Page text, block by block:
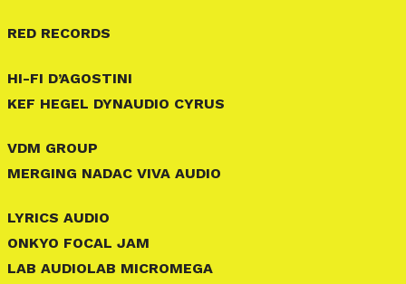
RED RECORDS
HI-FI D’AGOSTINI
KEF HEGEL DYNAUDIO CYRUS
VDM GROUP
MERGING NADAC VIVA AUDIO
LYRICS AUDIO
ONKYO FOCAL JAM
LAB AUDIOLAB MICROMEGA